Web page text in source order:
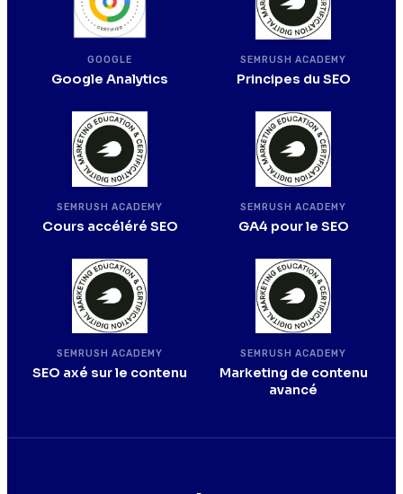
GOOGLE
Google Analytics
SEMRUSH ACADEMY
Principes du SEO
SEMRUSH ACADEMY
Cours accéléré SEO
SEMRUSH ACADEMY
GA4 pour le SEO
SEMRUSH ACADEMY
SEO axé sur le contenu
SEMRUSH ACADEMY
Marketing de contenu
avancé